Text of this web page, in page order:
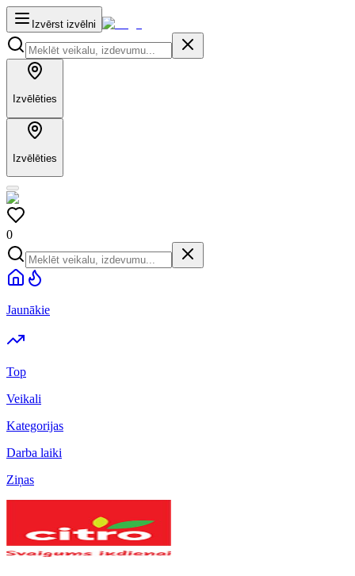
Izvērst izvēlni
Izvēlēties
Izvēlēties
0
Jaunākie
Top
Veikali
Kategorijas
Darba laiki
Ziņas